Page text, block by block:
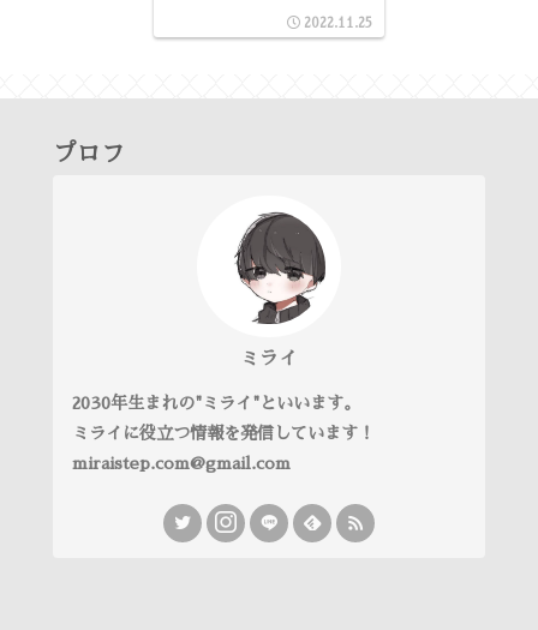
2022.11.25
プロフ
ミライ
2030年生まれの"ミライ"といいます。
ミライに役立つ情報を発信しています！
miraistep.com@gmail.com